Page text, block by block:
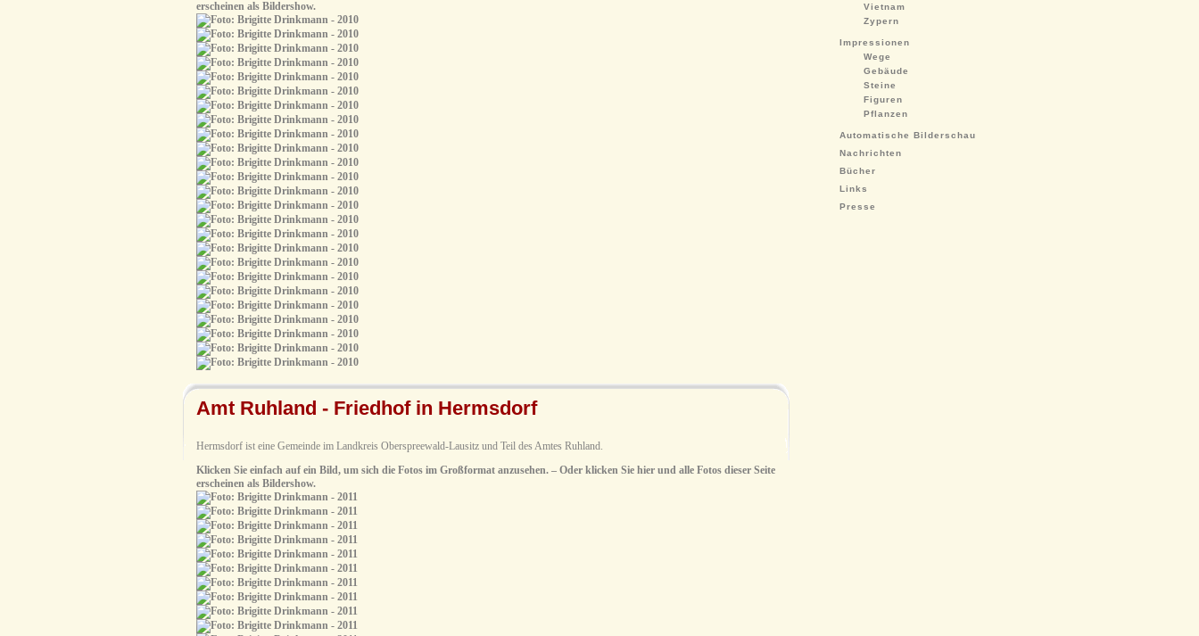
erscheinen als Bildershow.
Amt Ruhland - Friedhof in Hermsdorf
Hermsdorf ist eine Gemeinde im Landkreis Oberspreewald-Lausitz und Teil des Amtes Ruhland.
Klicken Sie einfach auf ein Bild, um sich die Fotos im Großformat anzusehen. – Oder klicken Sie hier und alle Fotos dieser Seite
erscheinen als Bildershow.
Vietnam
Zypern
Impressionen
Wege
Gebäude
Steine
Figuren
Pflanzen
Automatische Bilderschau
Nachrichten
Bücher
Links
Presse